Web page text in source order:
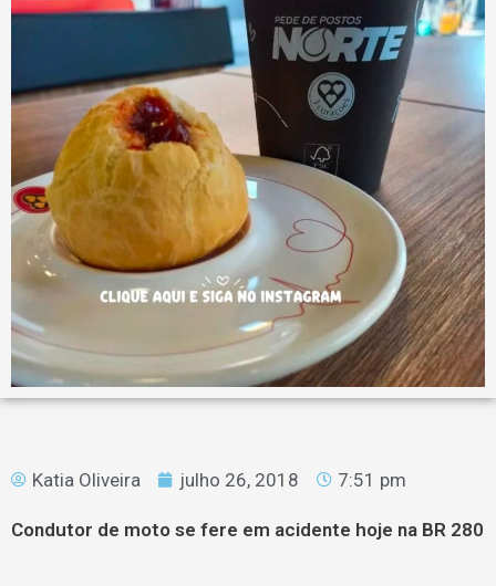
Katia Oliveira julho 26, 2018 7:51 pm
Condutor de moto se fere em acidente hoje na BR 280